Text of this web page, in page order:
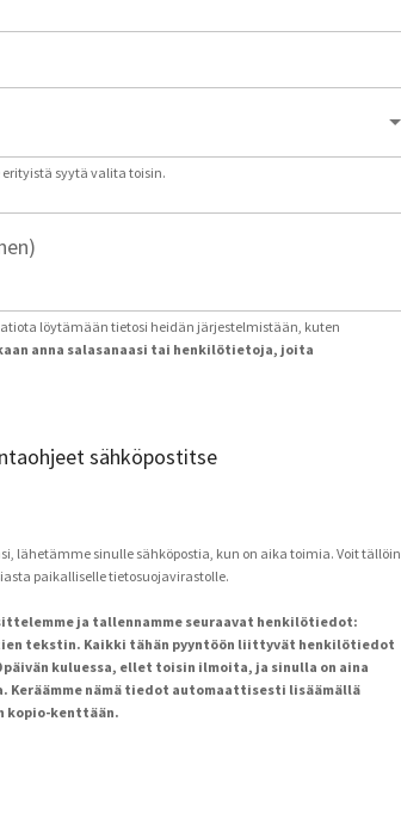
syytä valita toisin.
löytämään tietosi heidän järjestelmistään, kuten
anna salasanaasi tai henkilötietoja, joita
sähköpostitse
lähetämme sinulle sähköpostia, kun on aika toimia. Voit tällöin
paikalliselle tietosuojavirastolle.
ja tallennamme seuraavat henkilötiedot:
tekstin. Kaikki tähän pyyntöön liittyvät henkilötiedot
kuluessa, ellet toisin ilmoita, ja sinulla on aina
nämä tiedot automaattisesti lisäämällä
kopio-kenttään.